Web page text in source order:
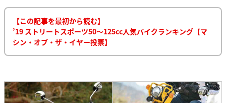
【この記事を最初から読む】
’19 ストリートスポーツ50〜125cc人気バイクランキング【マ
シン・オブ・ザ・イヤー投票】